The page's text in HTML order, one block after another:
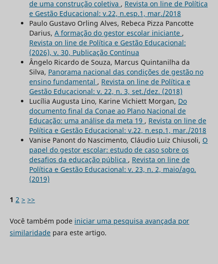
de uma construção coletiva , Revista on line de Política
e Gestão Educacional: v.22, n.esp.1, mar./2018
Paulo Gustavo Orling Alves, Rebeca Pizza Pancotte
Darius, A formação do gestor escolar iniciante ,
Revista on line de Política e Gestão Educacional:
(2026), v. 30, Publicação Contínua
Ângelo Ricardo de Souza, Marcus Quintanilha da
Silva, Panorama nacional das condições de gestão no
ensino fundamental , Revista on line de Política e
Gestão Educacional: v. 22, n. 3, set./dez. (2018)
Lucília Augusta Lino, Karine Vichiett Morgan, Do
documento final da Conae ao Plano Nacional de
Educação: uma análise da meta 19 , Revista on line de
Política e Gestão Educacional: v.22, n.esp.1, mar./2018
Vanise Panont do Nascimento, Cláudio Luiz Chiusoli, O
papel do gestor escolar: estudo de caso sobre os
desafios da educação pública , Revista on line de
Política e Gestão Educacional: v. 23, n. 2, maio/ago.
(2019)
1 2 > >>
Você também pode iniciar uma pesquisa avançada por
similaridadepara este artigo.